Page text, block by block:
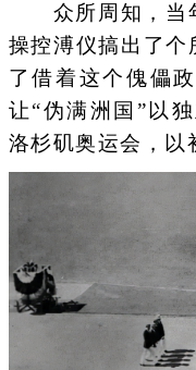
众所周知，当
操控溥仪搞出了个
了借着这个傀儡
让“伪满洲国”以
洛杉矶奥运会，以